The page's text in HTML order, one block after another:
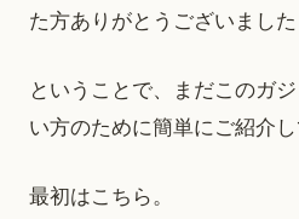
た方ありがとうございまし
ということで、まだこのガ
い方のために簡単にご紹介し
最初はこちら。